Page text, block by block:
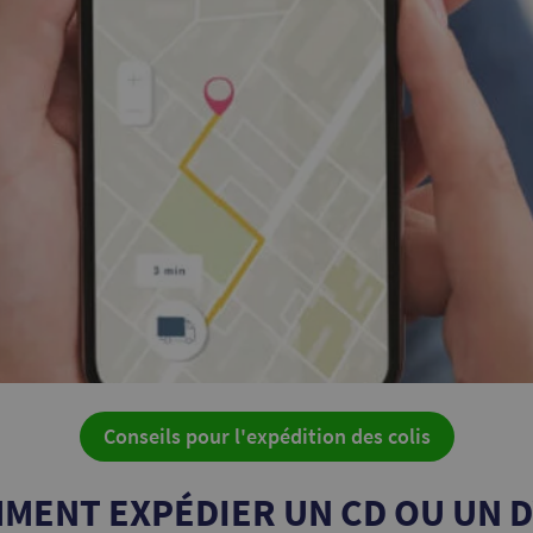
Conseils pour l'expédition des colis
EXPÉDIER UN CD OU UN